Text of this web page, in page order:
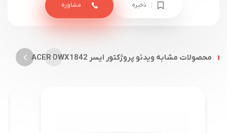
ذخیره مشاوره
محصولات مشابه ویدئو پروژکتور ایسر ACER DWX1842